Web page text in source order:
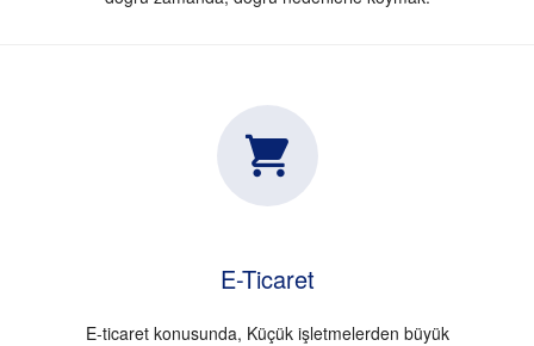
E-Ticaret
E-ticaret konusunda, Küçük işletmelerden büyük